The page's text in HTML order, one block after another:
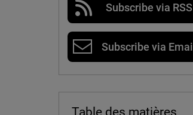
Subscribe via RSS
Subscribe via Email
Table des matières